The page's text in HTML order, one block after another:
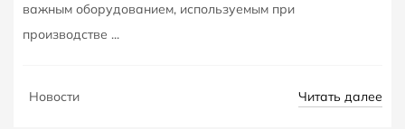
важным оборудованием, используемым при
производстве ...
Новости Читать далее
16